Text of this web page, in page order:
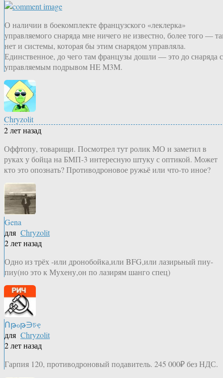
О наличии в боекомплекте французского «леклерка»
управляемого снаряда мне ничего не известно, более того —
нет и системы, которая бы этим снарядом управляла.
Единственное, до чего там французы дошли — это до снаряда с
управляемым подрывом HE M3M.
Chryzolit
2 лет назад
Оффтопу, товарищи. Посмотрел тут ролик МО и заметил в
руках у бойца на БМП-3 интересную штуку с оптикой. Может
кто это опознать? Противодроновое ружьё или что-то иное?
Gena
для Chryzolit
2 лет назад
Одно из трёх -или дронобойка,или BFG,или лазирьный пиу-
пиу(но это к Мухену,он по лазирям шанго спец)
Ոթℴթ∋চҿ
для Chryzolit
2 лет назад
Гарпия 120, противодроновый подавитель. 245 000₽ без НДС.